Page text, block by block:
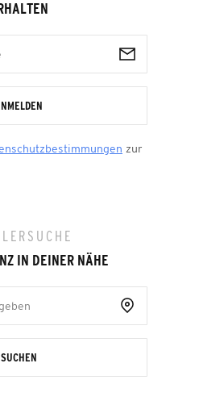
zur
IN DEINER NÄHE
SUCHEN